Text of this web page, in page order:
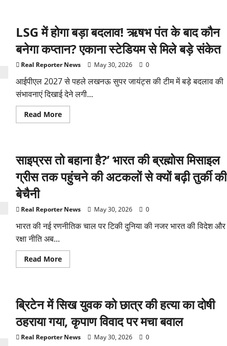
एक
झटके
में
उजड़
कई
तूफानी
रात
में
मची
चीख-
पुकार
LSG में होगा बड़ा बदलाव! ऋषभ पंत के बाद कौन
बनेगा कप्तान? एकाना स्टेडियम से मिले बड़े संकेत
Real Reporter News May 30, 2026 0
आईपीएल 2027 से पहले लखनऊ सुपर जायंट्स की टीम में बड़े बदलाव की
संभावनाएं दिखाई देने लगी...
Read MoreRead
more
बड़ा
बदलाव!
ऋषभ
पंत
बनेगा
कप्तान?
एकाना
स्टेडियम
बड़े
संकेत
साइप्रस तो बहाना है?’ भारत की ब्रह्मोस मिसाइल
ग्रीस तक पहुंचने की अटकलों से क्यों बढ़ी तुर्की की
बेचैनी
Real Reporter News May 30, 2026 0
भारत की नई रणनीतिक चाल पर टिकी दुनिया की नजर भारत की विदेश और
रक्षा नीति अब...
Read MoreRead
more
है?’
भारत
की
ब्रह्मोस
मिसाइल
ग्रीस
ब्रिटेन में सिख युवक को छात्र की हत्या का दोषी
ठहराया गया, कृपाण विवाद पर मचा बवाल
Real Reporter News May 30, 2026 0